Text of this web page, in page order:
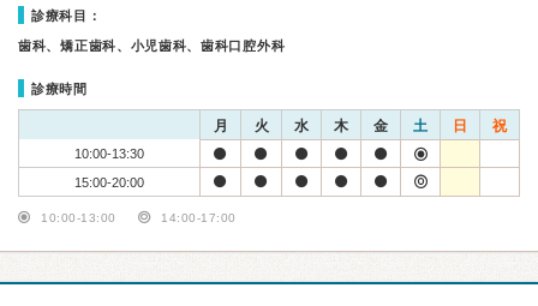
診療科目：
歯科、矯正歯科、小児歯科、歯科口腔外科
診療時間
月 火 水 木 金 土 日 祝
10:00-13:30
15:00-20:00
10:00-13:00 14:00-17:00